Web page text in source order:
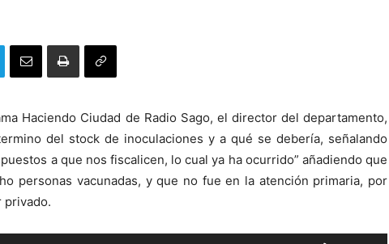
Haciendo Ciudad de Radio Sago, el director del departamento,
del stock de inoculaciones y a qué se debería, señalando
a que nos fiscalicen, lo cual ya ha ocurrido” añadiendo que
personas vacunadas, y que no fue en la atención primaria, por
privado.